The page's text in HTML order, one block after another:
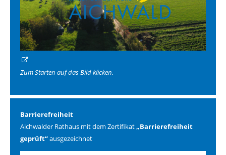
Zum Starten auf das Bild klicken.
Barrierefreiheit
Aichwalder Rathaus mit dem Zertifikat„Barrierefreiheit
geprüft“ausgezeichnet